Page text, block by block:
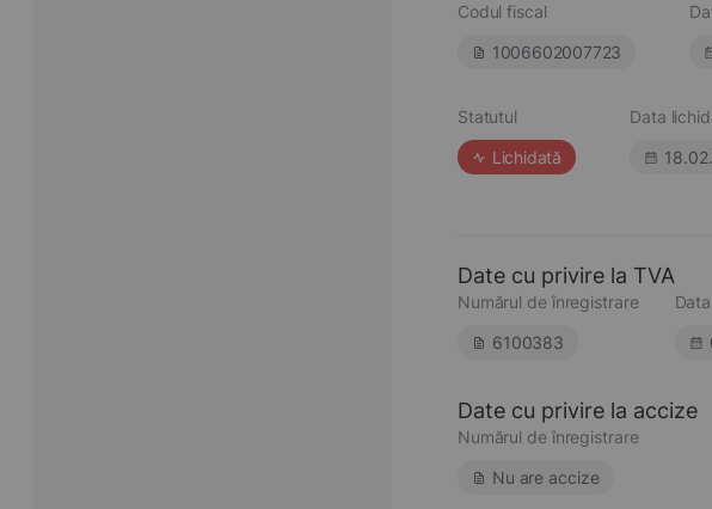
Codul fiscal
1006602007723
Statutul
Lichidată
Data
Date cu privire la TVA
Numărul de înregistrare
6100383
Date cu privire la accize
Numărul de înregistrare
Nu are accize